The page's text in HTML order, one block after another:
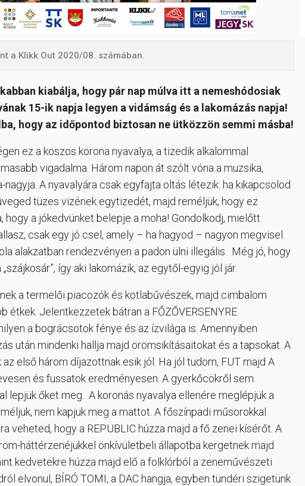
a Klikk Out 2020/08. számában.
kiabálja, hogy pár nap múlva itt a nemeshódosiak
15-ik napja legyen a vidámság és a lakomázás napja!
hogy az időpontod biztosan ne ütközzön semmi másba!
ez a koszos korona nyavalya, a tizedik alkalommal
vigadalma. Három napon át szólt vóna a muzsika,
A nyavalyára csak egyfajta oltás létezik: ha kikapcsolod
tüzes vizének egytizedét, majd reméljük, hogy ez
a jókedvünket belepje a moha! Gondolkodj, mielőtt
csak egy jó csel, amely – ha hagyod – nagyon megvisel.
alakzatban rendezvényen a padon ülni illegális. Még jó, hogy
így aki lakomázik, az egytől-egyig jól jár.
a termelői piacozók és kotlabűvészek, majd cimbalom
Jelentkezzetek bátran a FŐZŐVERSENYRE
a bográcsotok fénye és az ízvilága is. Amennyiben
után mindenki hallja majd örömsikításaitokat és a tapsokat. A
első három díjazottnak esik jól. Ha jól tudom, FUT majd A
és fussatok eredményesen. A gyerkőcökről sem
lepjük őket meg. A koronás nyavalya ellenére meglépjük a
nem kapjuk meg a mattot. A főszínpadi műsorokkal
veheted, hogy a REPUBLIC húzza majd a fő zenei kísérőt. A
háttérzenéjükkel önkívületbeli állapotba kergetnek majd
kedvetekre húzza majd elő a folklórból a zeneművészeti
elvonul, BÍRÓ TOMI, a DAC hangja, egyben tündéri szigetünk